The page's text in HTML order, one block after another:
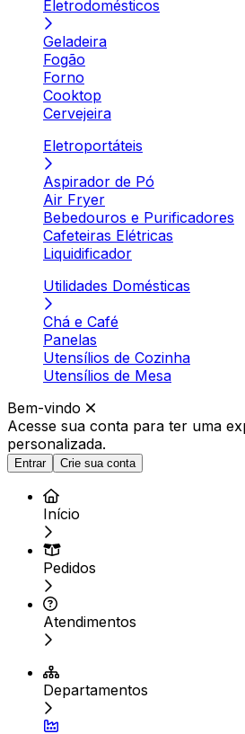
Eletrodomésticos
Geladeira
Fogão
Forno
Cooktop
Cervejeira
Eletroportáteis
Aspirador de Pó
Air Fryer
Bebedouros e Purificadores
Cafeteiras Elétricas
Liquidificador
Utilidades Domésticas
Chá e Café
Panelas
Utensílios de Cozinha
Utensílios de Mesa
Bem-vindo
Acesse sua conta para ter uma
personalizada.
Entrar Crie sua conta
Início
Pedidos
Atendimentos
Departamentos